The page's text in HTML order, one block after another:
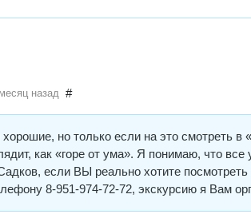
назад #
хорошие, но только если на это смотреть
как «горе от ума». Я понимаю, что
если ВЫ реально хотите
8-951-974-72-72, экскурсию я Вам